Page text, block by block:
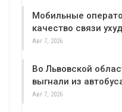
Мобильные
качество связи
Авг 7, 2026
Во Львовской
выгнали из
Авг 7, 2026